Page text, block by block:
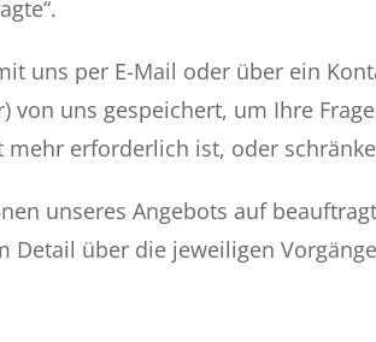
uns per E-Mail oder über ein
von uns gespeichert, um Ihre
erforderlich ist, oder
unseres Angebots auf
Detail über die jeweiligen